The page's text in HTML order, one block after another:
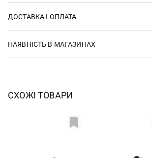
ДОСТАВКА І ОПЛАТА
НАЯВНІСТЬ В МАГАЗИНАХ
СХОЖІ ТОВАРИ